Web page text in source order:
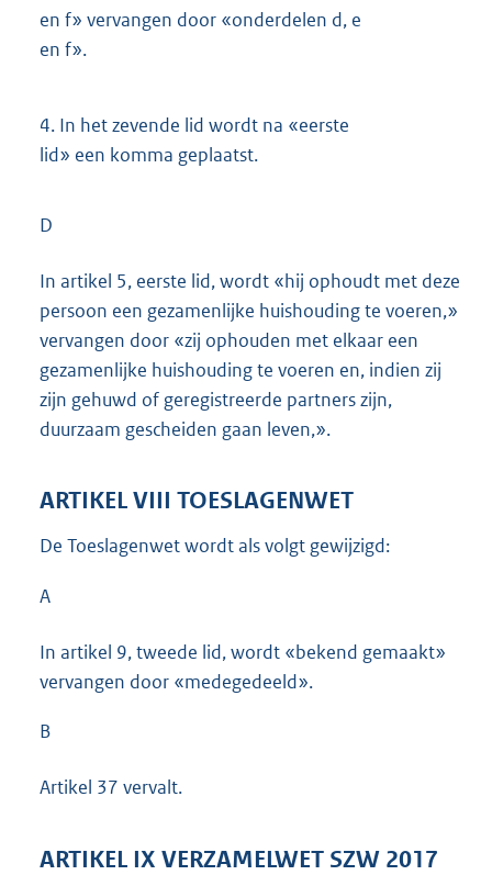
en f» vervangen door «onderdelen d, e
en f».
4. In het zevende lid wordt na «eerste
lid» een komma geplaatst.
D
In artikel 5, eerste lid, wordt «hij ophoudt met deze
persoon een gezamenlijke huishouding te voeren,»
vervangen door «zij ophouden met elkaar een
gezamenlijke huishouding te voeren en, indien zij
zijn gehuwd of geregistreerde partners zijn,
duurzaam gescheiden gaan leven,».
ARTIKEL VIII TOESLAGENWET
De Toeslagenwet wordt als volgt gewijzigd:
A
In artikel 9, tweede lid, wordt «bekend gemaakt»
vervangen door «medegedeeld».
B
Artikel 37 vervalt.
ARTIKEL IX VERZAMELWET SZW 2017